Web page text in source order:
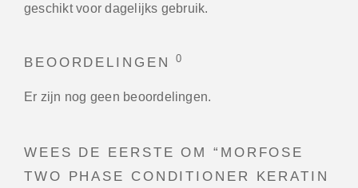
geschikt voor dagelijks gebruik.
BEOORDELINGEN0
Er zijn nog geen beoordelingen.
WEES DE EERSTE OM “MORFOSE
TWO PHASE CONDITIONER KERATIN